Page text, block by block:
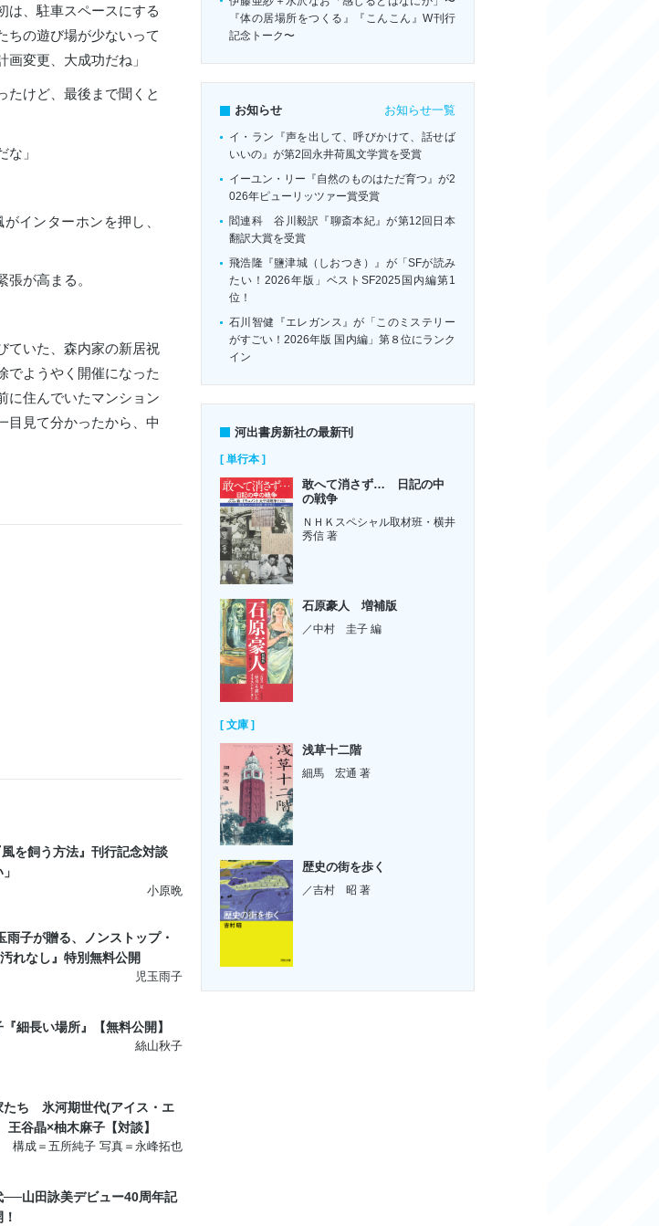
は、駐車スペースにする
ちの遊び場が少ないって
変更、大成功だね」
けど、最後まで聞くと
」
インターホンを押し、
が高まる。
ていた、森内家の新居祝
でようやく開催になった
に住んでいたマンション
目見て分かったから、中
関ドアの前には〝ＷＥＬ
のように鋭く
！ ようやく新しいおう
してたけど、やっぱり
る。森内萌華、旧姓が
バレー部で出会い、お
けの食事会のあと、スキ
り、まるでヤフーニュ
事の詳細を、当然のご
手作り料理に入ってた嫌
なく彼女から、好き嫌い
どうもありがとう」
ら上まで点検する目つ
しいよ。芝生、青々と生
を飼う方法』刊行記念対談
小原晩
子が贈る、ノンストップ・
れなし』特別無料公開
児玉雨子
細長い場所』【無料公開】
絲山秋子
たち 氷河期世代(アイス・エ
谷晶×柚木麻子【対談】
構成＝五所純子 写真＝永峰拓也
山田詠美デビュー40周年記
『体の居場所をつくる』『こんこん』W刊行
記念トーク〜
お知らせ お知らせ一覧
イ・ラン『声を出して、呼びかけて、話せば
いいの』が第2回永井荷風文学賞を受賞
イーユン・リー『自然のものはただ育つ』が2
026年ピューリッツァー賞受賞
閻連科 谷川毅訳『聊斎本紀』が第12回日本
翻訳大賞を受賞
飛浩隆『鹽津城（しおつき）』が「SFが読み
たい！2026年版」ベストSF2025国内編第1
位！
石川智健『エレガンス』が「このミステリー
がすごい！2026年版 国内編」第８位にランク
イン
河出書房新社の最新刊
[ 単行本 ]
敢へて消さず… 日記の中
の戦争
ＮＨＫスペシャル取材班・横井
秀信 著
石原豪人 増補版
／中村 圭子 編
[ 文庫 ]
浅草十二階
細馬 宏通 著
歴史の街を歩く
／吉村 昭 著